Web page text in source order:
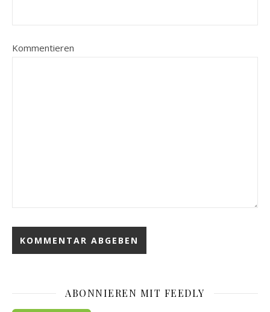
Kommentieren
ABONNIEREN MIT FEEDLY